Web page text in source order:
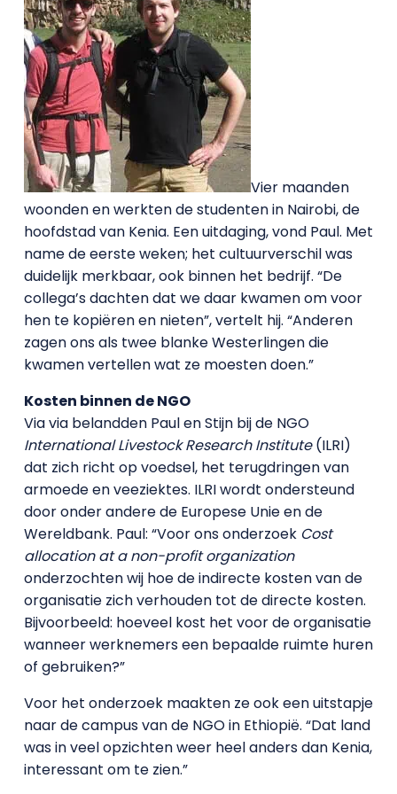
Vier maanden
woonden en werkten de studenten in Nairobi, de
hoofdstad van Kenia. Een uitdaging, vond Paul. Met
name de eerste weken; het cultuurverschil was
duidelijk merkbaar, ook binnen het bedrijf. “De
collega’s dachten dat we daar kwamen om voor
hen te kopiëren en nieten”, vertelt hij. “Anderen
zagen ons als twee blanke Westerlingen die
kwamen vertellen wat ze moesten doen.”
Kosten binnen de NGO
Via via belandden Paul en Stijn bij de NGO
International Livestock Research Institute(ILRI)
dat zich richt op voedsel, het terugdringen van
armoede en veeziektes. ILRI wordt ondersteund
door onder andere de Europese Unie en de
Wereldbank. Paul: “Voor ons onderzoek Cost
allocation at a non-profit organization
onderzochten wij hoe de indirecte kosten van de
organisatie zich verhouden tot de directe kosten.
Bijvoorbeeld: hoeveel kost het voor de organisatie
wanneer werknemers een bepaalde ruimte huren
of gebruiken?”
Voor het onderzoek maakten ze ook een uitstapje
naar de campus van de NGO in Ethiopië. “Dat land
was in veel opzichten weer heel anders dan Kenia,
interessant om te zien.”